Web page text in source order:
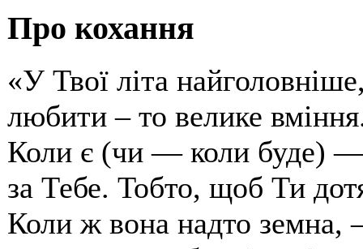
Про кохання
«У Твої літа
любити – то велике
Коли є (чи — коли буде)
за Тебе. Тобто, щоб Ти
Коли ж вона надто земна,